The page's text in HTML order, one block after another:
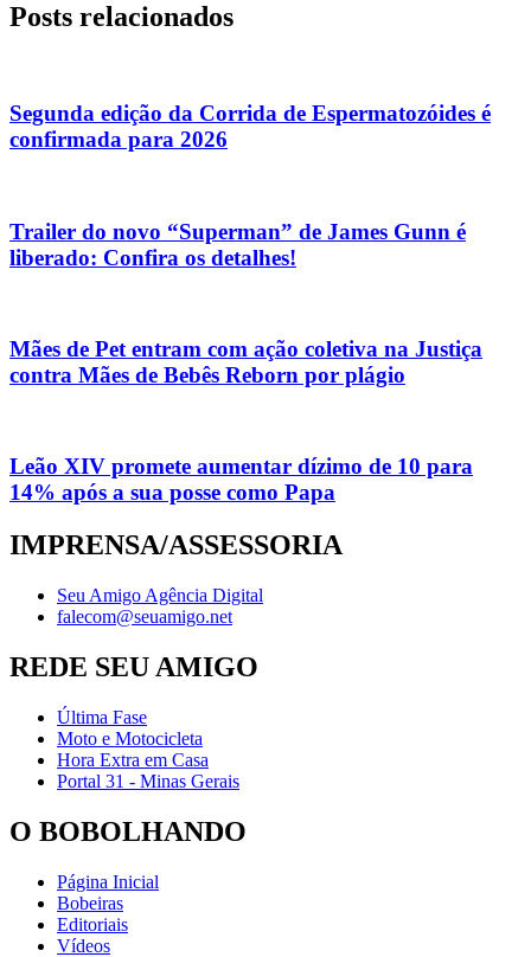
Posts relacionados
Segunda edição da Corrida de Espermatozóides é
confirmada para 2026
Trailer do novo “Superman” de James Gunn é
liberado: Confira os detalhes!
Mães de Pet entram com ação coletiva na Justiça
contra Mães de Bebês Reborn por plágio
Leão XIV promete aumentar dízimo de 10 para
14% após a sua posse como Papa
IMPRENSA/ASSESSORIA
Seu Amigo Agência Digital
falecom@seuamigo.net
REDE SEU AMIGO
Última Fase
Moto e Motocicleta
Hora Extra em Casa
Portal 31 - Minas Gerais
O BOBOLHANDO
Página Inicial
Bobeiras
Editoriais
Vídeos